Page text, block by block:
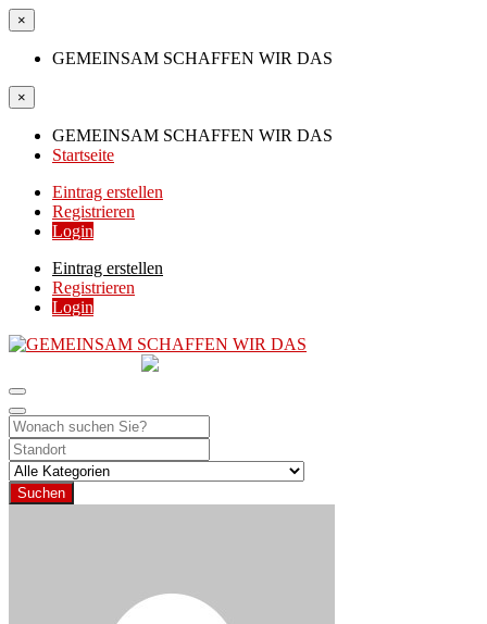
×
GEMEINSAM SCHAFFEN WIR DAS
×
GEMEINSAM SCHAFFEN WIR DAS
Startseite
Eintrag erstellen
Registrieren
Login
Eintrag erstellen
Registrieren
Login
Suchen